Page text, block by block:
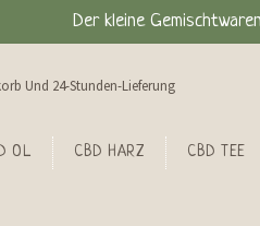
Der kleine
Und 24-Stunden-Lieferung
OL CBD HARZ CBD TEE